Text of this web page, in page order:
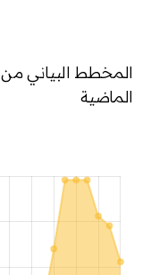
المخطط البياني من
الماضية